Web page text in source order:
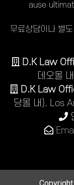
ause
무료상담이나 별
D.K Law
데오몰
D.K Law
당몰 내). Los